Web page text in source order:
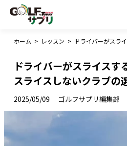
ホーム > レッスン >
ドライバーがスライスす
スライスしないクラブの
2025/05/09 ゴルフサプリ編集部